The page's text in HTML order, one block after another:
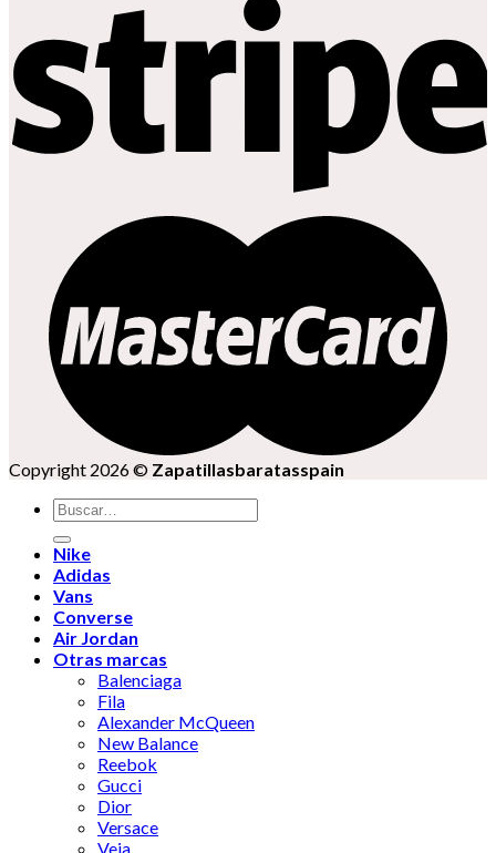
Copyright 2026 © Zapatillasbaratasspain
Buscar
por:
Nike
Adidas
Vans
Converse
Air Jordan
Otras marcas
Balenciaga
Fila
Alexander McQueen
New Balance
Reebok
Gucci
Dior
Versace
Veja